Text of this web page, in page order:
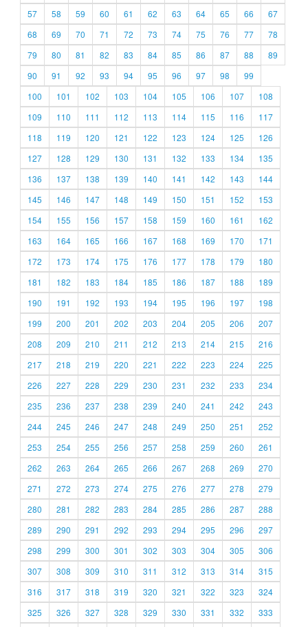
57
58 59 60 61 62 63 64 65 66
67
68
69 70 71 72 73 74 75 76 77
78
79
80 81 82 83 84 85 86 87 88
89
90
91 92 93 94 95 96 97 98
99
100
101 102 103 104 105 106 107
108
109
110 111 112 113 114 115 116
117
118
119 120 121 122 123 124 125
126
127
128 129 130 131 132 133 134
135
136
137 138 139 140 141 142 143
144
145
146 147 148 149 150 151 152
153
154
155 156 157 158 159 160 161
162
163
164 165 166 167 168 169 170
171
172
173 174 175 176 177 178 179
180
181
182 183 184 185 186 187 188
189
190
191 192 193 194 195 196 197
198
199
200 201 202 203 204 205 206
207
208
209 210 211 212 213 214 215
216
217
218 219 220 221 222 223 224
225
226
227 228 229 230 231 232 233
234
235
236 237 238 239 240 241 242
243
244
245 246 247 248 249 250 251
252
253
254 255 256 257 258 259 260
261
262
263 264 265 266 267 268 269
270
271
272 273 274 275 276 277 278
279
280
281 282 283 284 285 286 287
288
289
290 291 292 293 294 295 296
297
298
299 300 301 302 303 304 305
306
307
308 309 310 311 312 313 314
315
316
317 318 319 320 321 322 323
324
325
326 327 328 329 330 331 332 333